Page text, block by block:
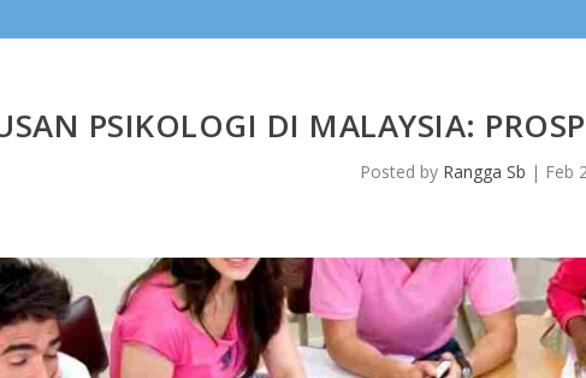
PSIKOLOGI DI MALAYSIA:
Posted by Rangga Sb | Feb